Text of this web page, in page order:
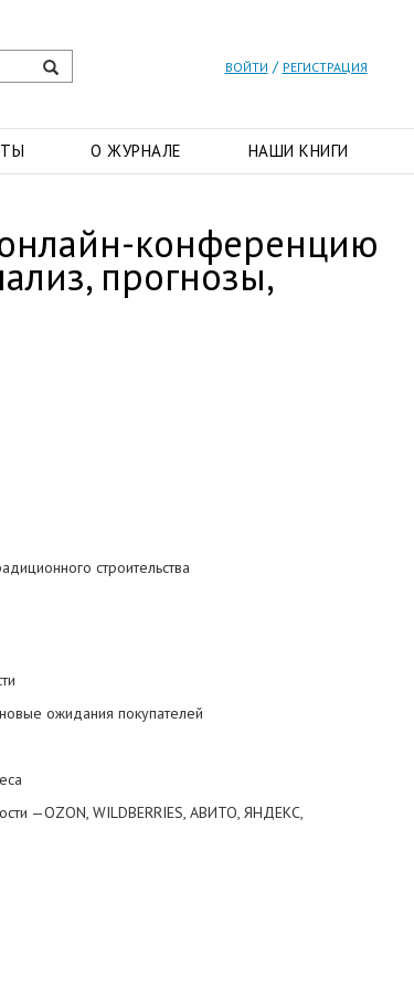
ВОЙТИ / РЕГИСТРАЦИЯ
О ЖУРНАЛЕ НАШИ КНИГИ
конференцию
прогнозы,
строительства
ожидания покупателей
—OZON, WILDBERRIES, АВИТО, ЯНДЕКС,